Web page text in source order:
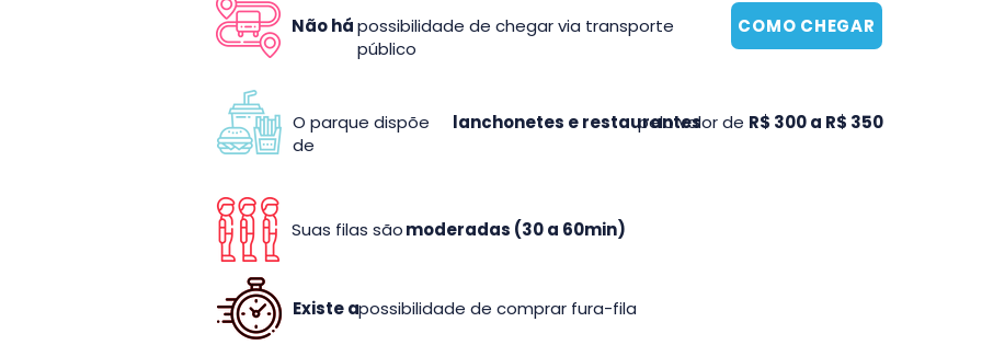
pelo valor de R$ 300 a R$ 350
Não hápossibilidade de chegar via transporte
público
COMO CHEGAR
O parque dispõe
de
lanchonetes e restaurantes
Suas filas sãomoderadas (30 a 60min)
possibilidade de comprar fura-fila
Existe a